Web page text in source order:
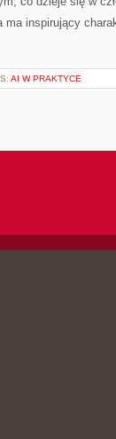
ma inspirujący
AI W PRAKTYCE